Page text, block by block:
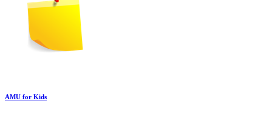
AMU for Kids